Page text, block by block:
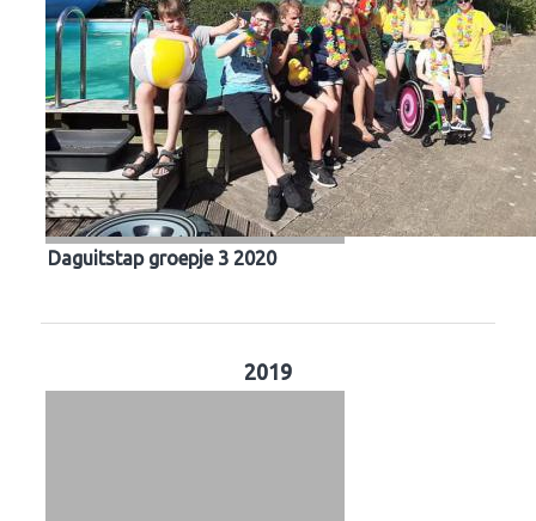
Daguitstap groepje 3 2020
2019